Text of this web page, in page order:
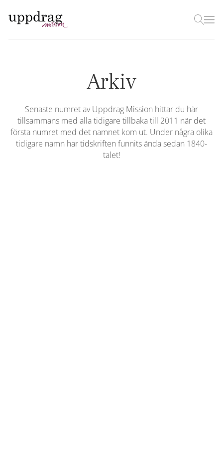
Arkiv
Senaste numret av Uppdrag Mission hittar du här
tillsammans med alla tidigare tillbaka till 2011 när det
första numret med det namnet kom ut. Under några olika
tidigare namn har tidskriften funnits ända sedan 1840-
talet!